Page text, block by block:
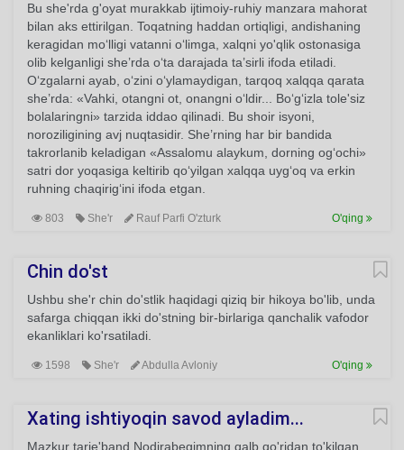
Bu she'rda g'oyat murakkab ijtimoiy-ruhiy manzara mahorat
bilan aks ettirilgan. Toqatning haddan ortiqligi, andishaning
keragidan mo‘lligi vatanni o‘limga, xalqni yo'qlik ostonasiga
olib kelganligi she’rda o‘ta darajada ta’sirli ifoda etiladi.
O‘zgalarni ayab, o‘zini o‘ylamaydigan, tarqoq xalqqa qarata
she’rda: «Vahki, otangni ot, onangni o‘ldir... Bo‘g‘izla tole'siz
bolalaringni» tarzida iddao qilinadi. Bu shoir isyoni,
noroziligining avj nuqtasidir. She’rning har bir bandida
takrorlanib keladigan «Assalomu alaykum, dorning og‘ochi»
satri dor yoqasiga keltirib qo‘yilgan xalqqa uyg‘oq va erkin
ruhning chaqirig‘ini ifoda etgan.
803 She'r Rauf Parfi O'zturk O'qing
Chin do'st
Ushbu she'r chin do'stlik haqidagi qiziq bir hikoya bo'lib, unda
safarga chiqqan ikki do'stning bir-birlariga qanchalik vafodor
ekanliklari ko'rsatiladi.
1598 She'r Abdulla Avloniy O'qing
Xating ishtiyoqin savod ayladim...
Mazkur tarje'band Nodirabegimning qalb qo'ridan to'kilgan